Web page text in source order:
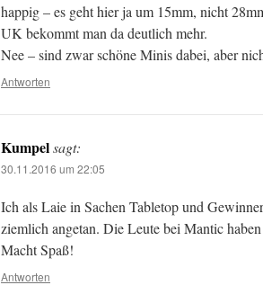
happig – es geht hier ja um 15mm, nicht
UK bekommt man da deutlich mehr.
Nee – sind zwar schöne Minis dabei, aber
Antworten
Kumpelsagt:
30.11.2016 um 22:05
Ich als Laie in Sachen Tabletop und
ziemlich angetan. Die Leute bei Mantic
Macht Spaß!
Antworten